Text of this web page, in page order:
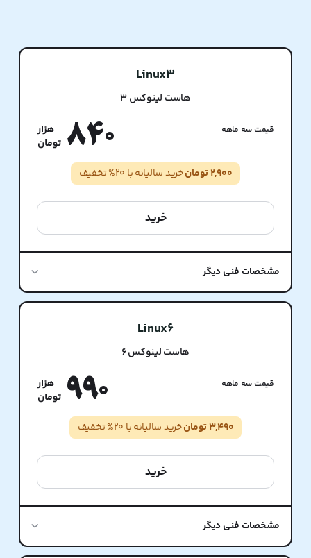
Linux3
هاست لینوکس 3
قیمت سه ماهه 840
2,900 تومان خرید سالیانه با 20% تخفیف
خرید
مشخصات فنی دیگر
Linux6
هاست لینوکس 6
قیمت سه ماهه 990
3,490 تومان خرید سالیانه با 20% تخفیف
خرید
مشخصات فنی دیگر